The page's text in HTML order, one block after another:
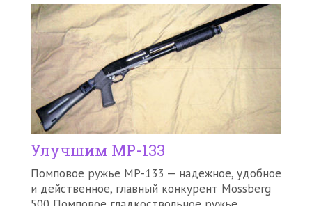
Улучшим МР-133
Помповое ружье МР-133 — надежное, удобное
и действенное, главный конкурент Mossberg